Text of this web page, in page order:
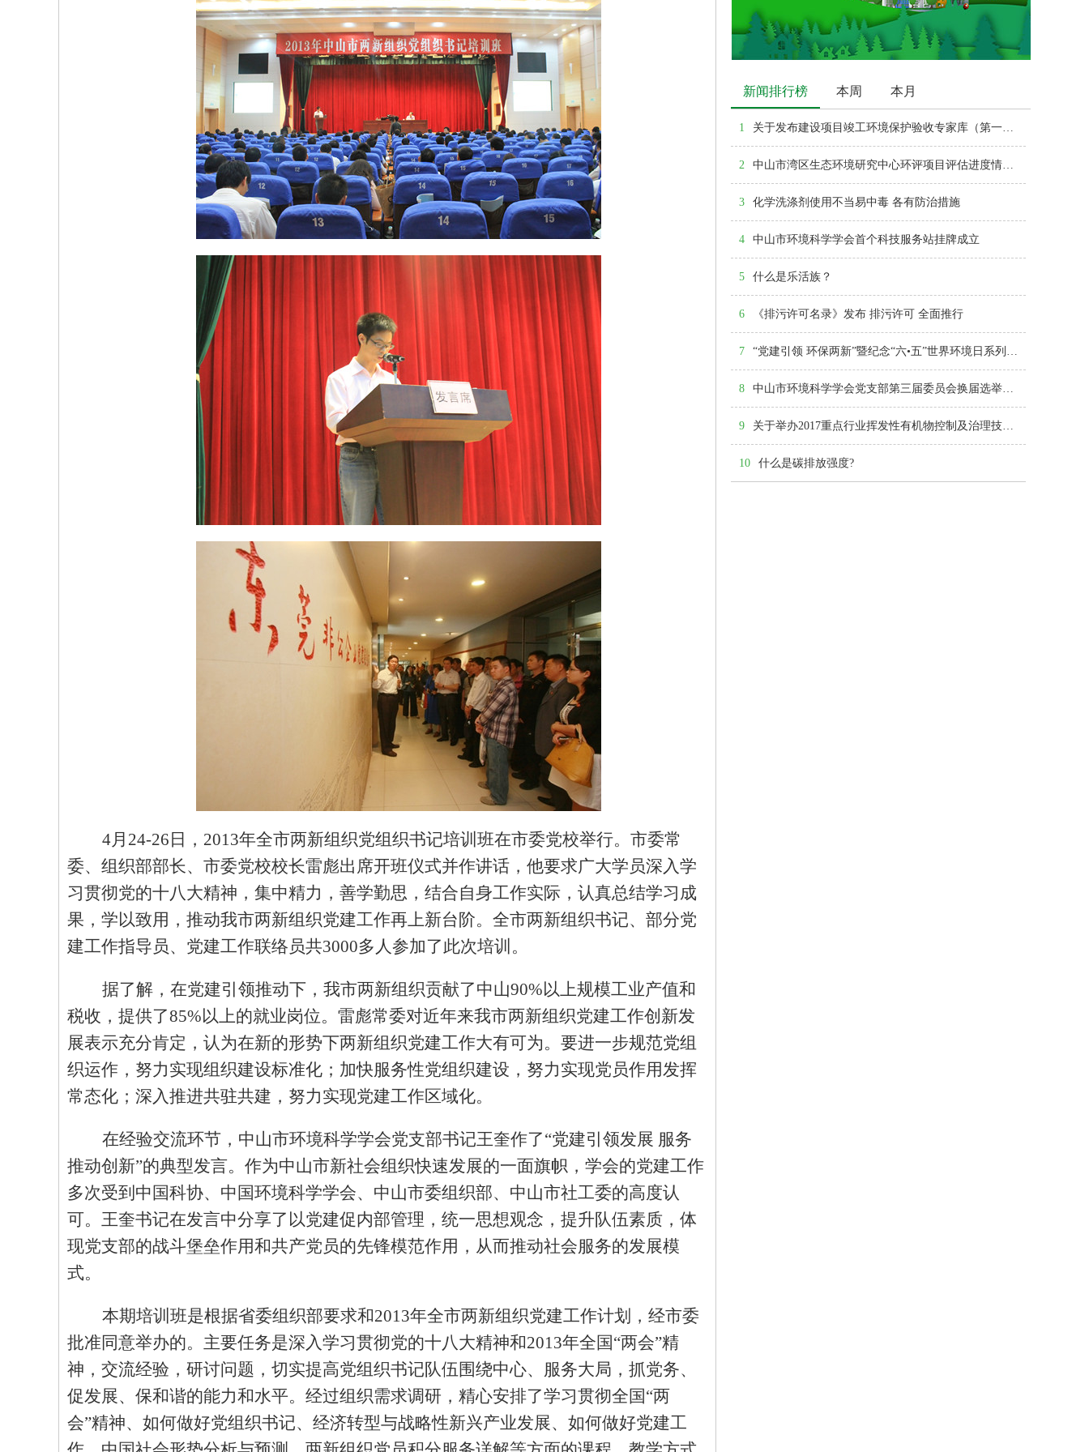
4月 24-26 日， 2013年全市两新组织党组织书记培训班在市委党校举行。市委常
委、组织部部长、市委党校校长雷彪出席开班仪式并作讲话，他要求广大学员深入学
习贯彻党的十八大精神，集中精力，善学勤思，结合自身工作实际，认真总结学习成
果，学以致用，推动我市两新组织党建工作再上新台阶。全市两新组织书记、部分党
建工作指导员、党建工作联络员共3000多人参加了此次培训。
据了解，在党建引领推动下，我市两新组织贡献了中山90%以上规模工业产值和
税收，提供了85%以上的就业岗位。雷彪常委对近年来我市两新组织党建工作创新发
展表示充分肯定，认为在新的形势下两新组织党建工作大有可为。要进一步规范党组
织运作，努力实现组织建设标准化；加快服务性党组织建设，努力实现党员作用发挥
常态化；深入推进共驻共建，努力实现党建工作区域化。
在经验交流环节，中山市环境科学学会党支部书记王奎作了“党建引领发展 服务
推动创新”的典型发言。作为中山市新社会组织快速发展的一面旗帜，学会的党建工作
多次受到中国科协、中国环境科学学会、中山市委组织部、中山市社工委的高度认
可。王奎书记在发言中分享了以党建促内部管理，统一思想观念，提升队伍素质，体
现党支部的战斗堡垒作用和共产党员的先锋模范作用，从而推动社会服务的发展模
式。
本期培训班是根据省委组织部要求和2013年全市两新组织党建工作计划，经市委
批准同意举办的。主要任务是深入学习贯彻党的十八大精神和2013年全国“两会”精
神，交流经验，研讨问题，切实提高党组织书记队伍围绕中心、服务大局，抓党务、
促发展、保和谐的能力和水平。经过组织需求调研，精心安排了学习贯彻全国“两
会”精神、如何做好党组织书记、经济转型与战略性新兴产业发展、如何做好党建工
新闻排行榜 本周 本月
1 关于发布建设项目竣工环境保护验收专家库（第一批）的通告
2 中山市湾区生态环境研究中心环评项目评估进度情况查询
3 化学洗涤剂使用不当易中毒 各有防治措施
4 中山市环境科学学会首个科技服务站挂牌成立
5 什么是乐活族？
6 《排污许可名录》发布 排污许可 全面推行
7 “党建引领 环保两新”暨纪念“六•五”世界环境日系列活动启动
8 中山市环境科学学会党支部第三届委员会换届选举大会顺利召开
9 关于举办2017重点行业挥发性有机物控制及治理技术交流会的通知（第二轮）
10 什么是碳排放强度?